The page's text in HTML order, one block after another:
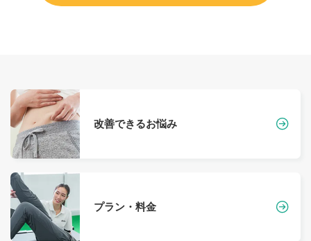
改善できるお悩み
プラン・料金